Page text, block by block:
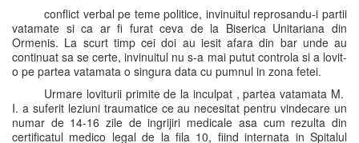
conflict verbal pe teme politice, invinuitul reprosandu-i partii
vatamate si ca ar fi furat ceva de la Biserica Unitariana din
Ormenis. La scurt timp cei doi au iesit afara din bar unde au
continuat sa se certe, invinuitul nu s-a mai putut controla si a lovit-
o pe partea vatamata o singura data cu pumnul in zona fetei.
Urmare loviturii primite de la inculpat , partea vatamata M.
I. a suferit leziuni traumatice ce au necesitat pentru vindecare un
numar de 14-16 zile de ingrijiri medicale asa cum rezulta din
certificatul medico legal de la fila 10, fiind internata in Spitalul